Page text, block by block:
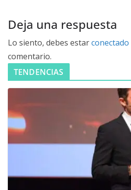
Deja una respuesta
Lo siento, debes estarconectado
comentario.
TENDENCIAS